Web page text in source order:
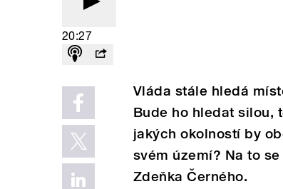
20:27
Vláda stále hledá
Bude ho hledat silou,
jakých okolností by
svém území? Na to
Zdeňka Černého.